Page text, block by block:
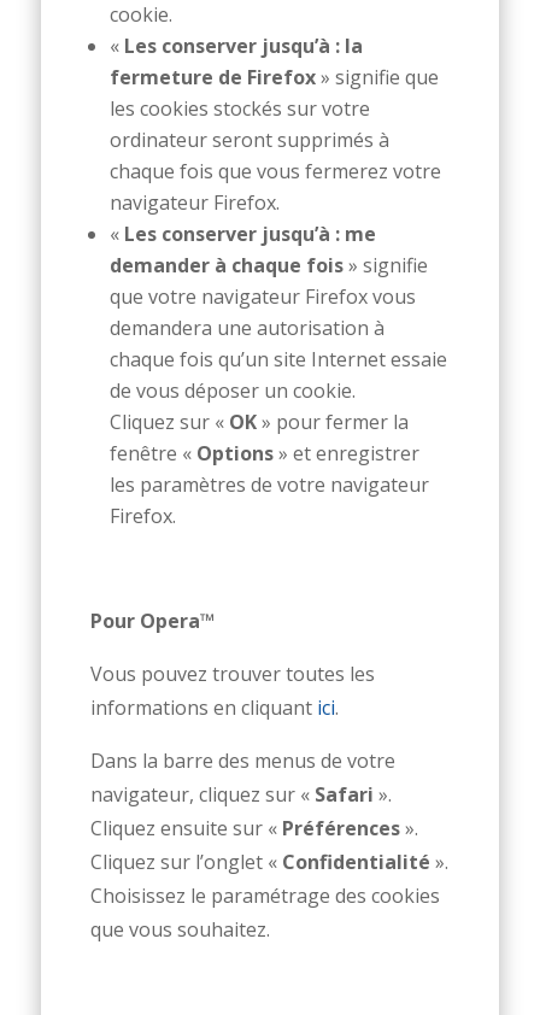
cookie.
« Les conserver jusqu’à : la
fermeture de Firefox» signifie que
les cookies stockés sur votre
ordinateur seront supprimés à
chaque fois que vous fermerez votre
navigateur Firefox.
« Les conserver jusqu’à : me
demander à chaque fois» signifie
que votre navigateur Firefox vous
demandera une autorisation à
chaque fois qu’un site Internet essaie
de vous déposer un cookie.
Cliquez sur « OK» pour fermer la
fenêtre « Options» et enregistrer
les paramètres de votre navigateur
Firefox.
Pour Opera™
Vous pouvez trouver toutes les
informations en cliquant ici.
Dans la barre des menus de votre
navigateur, cliquez sur « Safari ».
Cliquez ensuite sur « Préférences».
Cliquez sur l’onglet « Confidentialité ».
Choisissez le paramétrage des cookies
que vous souhaitez.